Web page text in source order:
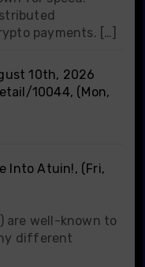
payments. […]
10th, 2026
10044, (Mon,
Into Atuin!, (Fri,
are well-known to
different